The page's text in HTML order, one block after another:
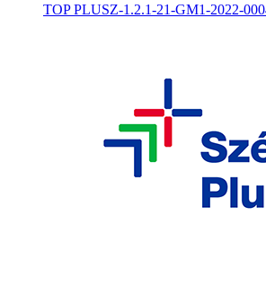
TOP PLUSZ-1.2.1-21-GM1-2022-